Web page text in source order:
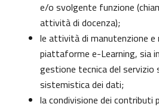
e/o svolgente funzione
attività di docenza);
le attività di manutenzione e
piattaforme e-Learning, sia
gestione tecnica del servizio
sistemistica dei dati;
la condivisione dei contributi